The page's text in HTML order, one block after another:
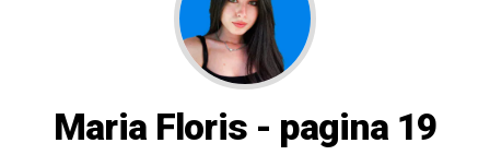
Maria Floris - pagina 19